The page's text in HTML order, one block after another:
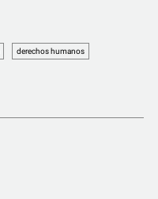
derechos humanos